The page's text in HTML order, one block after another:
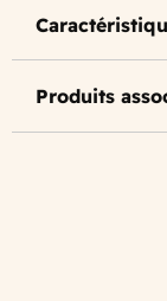
Produits